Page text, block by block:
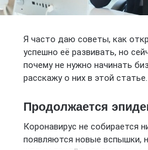
Я часто даю советы, как
успешно её развивать, но
почему не нужно начинать
расскажу о них в этой статье.
Продолжается
Коронавирус не собирается
появляются новые вспышки,